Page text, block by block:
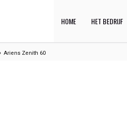
HOME HET BEDRIJF
Ariens Zenith 60